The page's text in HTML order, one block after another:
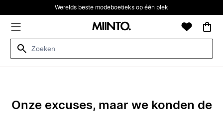
Werelds beste modeboetieks op één plek
Onze excuses, maar we konden de